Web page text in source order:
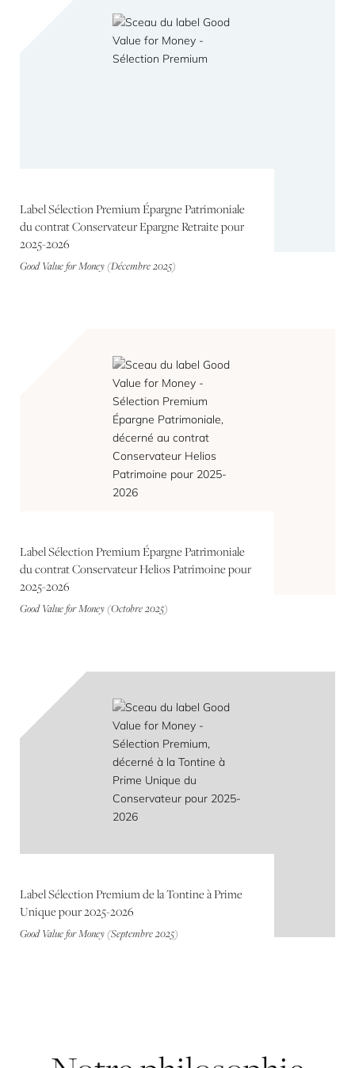
Label Sélection Premium Épargne Patrimoniale
du contrat Conservateur Epargne Retraite pour
2025-2026
Good Value for Money (Décembre 2025)
Label Sélection Premium Épargne Patrimoniale
du contrat Conservateur Helios Patrimoine pour
2025-2026
Good Value for Money (Octobre 2025)
Label Sélection Premium de la Tontine à Prime
Unique pour 2025-2026
Good Value for Money (Septembre 2025)